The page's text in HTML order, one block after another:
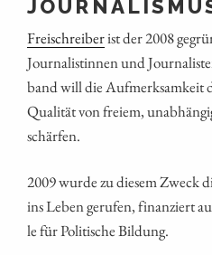
Frei­schrei­berist der 2008
Jour­na­lis­tin­nen und
band will die Auf­merk­sam­keit
Qua­li­tät von frei­em,
schärfen.
2009 wur­de zu die­sem Zweck
ins Leben geru­fen, finan­ziert
le für Poli­ti­sche Bildung.